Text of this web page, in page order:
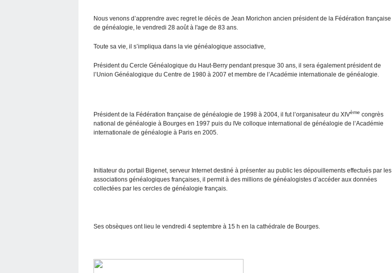
Nous venons d’apprendre avec regret le décès de Jean Morichon ancien président de la Fédération française
de généalogie, le vendredi 28 août à l'age de 83 ans.
Toute sa vie, il s’impliqua dans la vie généalogique associative,
Président du Cercle Généalogique du Haut-Berry pendant presque 30 ans, il sera également président de
l’Union Généalogique du Centre de 1980 à 2007 et membre de l’Académie internationale de généalogie.
Président de la Fédération française de généalogie de 1998 à 2004, il fut l’organisateur du XIVème congrès
national de généalogie à Bourges en 1997 puis du IVe colloque international de généalogie de l’Académie
internationale de généalogie à Paris en 2005.
Initiateur du portail Bigenet, serveur Internet destiné à présenter au public les dépouillements effectués par les
associations généalogiques françaises, il permit à des millions de généalogistes d’accéder aux données
collectées par les cercles de généalogie français.
Ses obsèques ont lieu le vendredi 4 septembre à 15 h en la cathédrale de Bourges.